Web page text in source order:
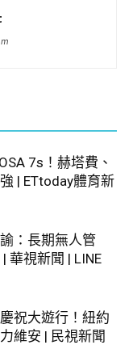
7s！赫塔費、
| ETtoday體育新
：長期無人管
華視新聞 | LINE
祝大遊行！紐約
維安 | 民視新聞